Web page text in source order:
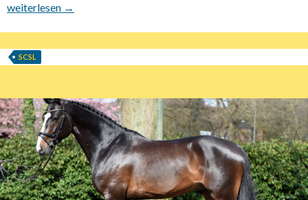
02.04.2020 SCSL / Termine verlegt
weiterlesen →
SCSL